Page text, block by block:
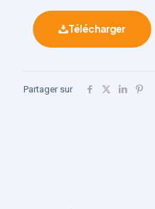
Télécharger
Partager sur